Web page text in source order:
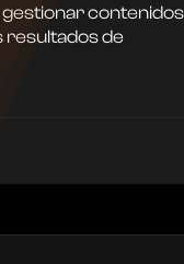
contenidos
resultados de